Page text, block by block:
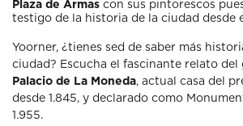
Plaza de Armas con sus pintorescos
testigo de la historia de la ciudad desde
Yoorner, ¿tienes sed de saber más
ciudad? Escucha el fascinante relato del
Palacio de La Moneda, actual casa del
desde 1.845, y declarado como
1.955.